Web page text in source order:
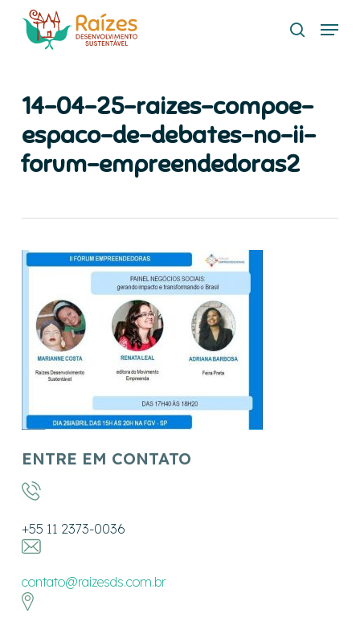
search
Menu
14-04-25-raizes-compoe-
espaco-de-debates-no-ii-
forum-empreendedoras2
ENTRE EM CONTATO
+55 11 2373-0036
contato@raizesds.com.br